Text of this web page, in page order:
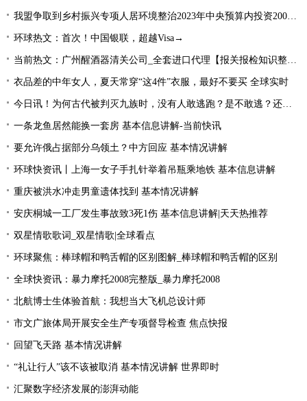
我盟争取到乡村振兴专项人居环境整治2023年中央预算内投资2000万元
环球热文：首次！中国银联，超越Visa→
当前热文：广州醒酒器清关公司_全套进口代理【报关报检知识整理】
衣品差的中年女人，夏天常穿“这4件”衣服，最好不要买 全球实时
今日讯！为何古代被判灭九族时，没有人敢逃跑？是不敢逃？还是不能逃
一条龙鱼居然能换一套房 基本信息讲解-当前快讯
要允许俄占据部分乌领土？中方回应 基本情况讲解
环球快资讯丨上海一女子手扎针举着吊瓶乘地铁 基本信息讲解
重庆被洪水冲走男童遗体找到 基本情况讲解
安庆桐城一工厂发生事故致3死1伤 基本信息讲解|天天热推荐
双星情歌歌词_双星情歌|全球看点
环球聚焦：棒球帽和鸭舌帽的区别图解_棒球帽和鸭舌帽的区别
全球快资讯：暴力摩托2008完整版_暴力摩托2008
北航博士生体验首航：我想当大飞机总设计师
市文广旅体局开展安全生产专项督导检查 焦点快报
回望飞天路 基本情况讲解
“礼让行人”该不该被取消 基本情况讲解 世界即时
汇聚数字经济发展的澎湃动能